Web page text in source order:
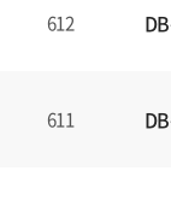
612
611